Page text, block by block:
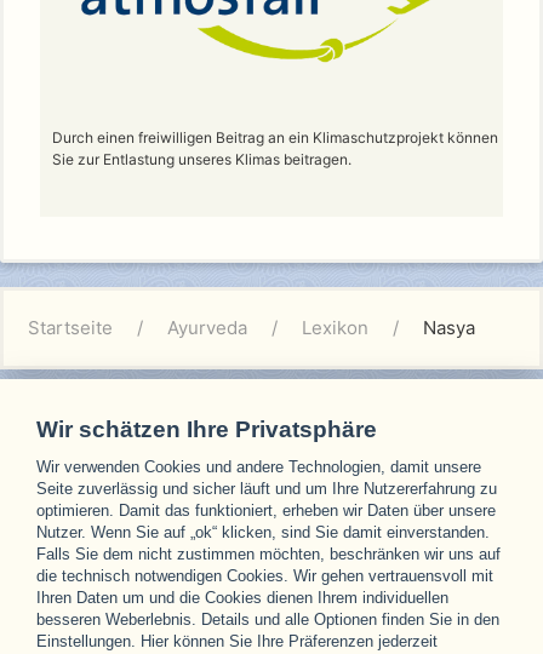
Durch einen freiwilligen Beitrag an ein Klimaschutzprojekt können
Sie zur Entlastung unseres Klimas beitragen.
Startseite Ayurveda Lexikon Nasya
Unsere Partner
Wir schätzen Ihre Privatsphäre
Wir verwenden Cookies und andere Technologien, damit unsere
Seite zuverlässig und sicher läuft und um Ihre Nutzererfahrung zu
optimieren. Damit das funktioniert, erheben wir Daten über unsere
Nutzer. Wenn Sie auf „ok“ klicken, sind Sie damit einverstanden.
Falls Sie dem nicht zustimmen möchten, beschränken wir uns auf
die technisch notwendigen Cookies. Wir gehen vertrauensvoll mit
Ihren Daten um und die Cookies dienen Ihrem individuellen
besseren Weberlebnis. Details und alle Optionen finden Sie in den
Einstellungen. Hier können Sie Ihre Präferenzen jederzeit